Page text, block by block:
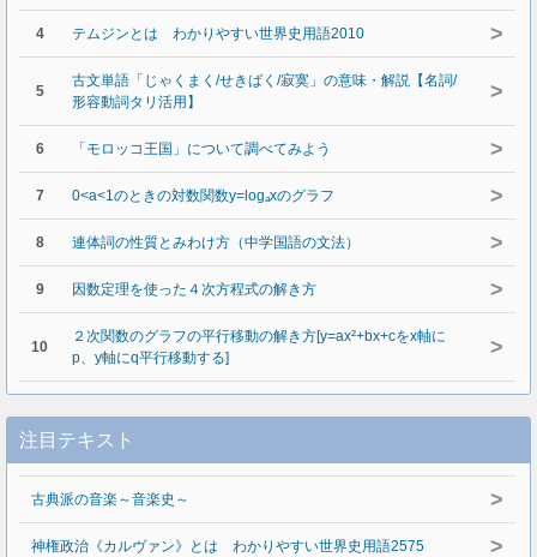
4 テムジンとは わかりやすい世界史用語2010 >
5
古文単語「じゃくまく/せきばく/寂寞」の意味・解説【名詞/
形容動詞タリ活用】
>
6 「モロッコ王国」について調べてみよう >
7 0<a<1のときの対数関数y=logₐxのグラフ >
8 連体詞の性質とみわけ方（中学国語の文法） >
9 因数定理を使った４次方程式の解き方 >
10
２次関数のグラフの平行移動の解き方[y=ax²+bx+cをx軸に
p、y軸にq平行移動する]
>
注目テキスト
古典派の音楽～音楽史～ >
神権政治《カルヴァン》とは わかりやすい世界史用語2575 >